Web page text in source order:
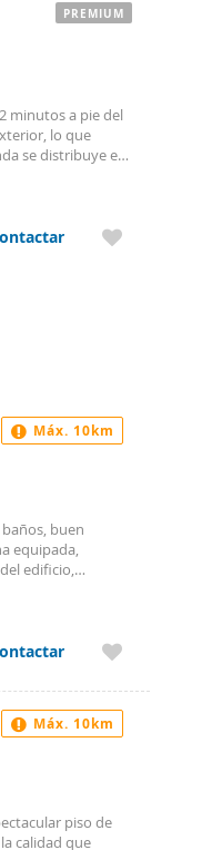
minutos a pie del
lo que
se distribuye en
PREMIUM
buen
equipada,
edificio,
solo
de
dormitorios con
galería con
Se esta
, politécnico
Máx. 10km
piso de
calidad que
Máx. 10km